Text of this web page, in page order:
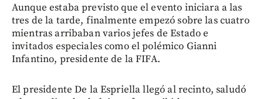
Aunque estaba previsto que el evento iniciara a las
tres de la tarde, finalmente empezó sobre las cuatro
mientras arribaban varios jefes de Estado e
invitados especiales como el polémico Gianni
Infantino, presidente de la FIFA.
El presidente De la Espriella llegó al recinto, saludó